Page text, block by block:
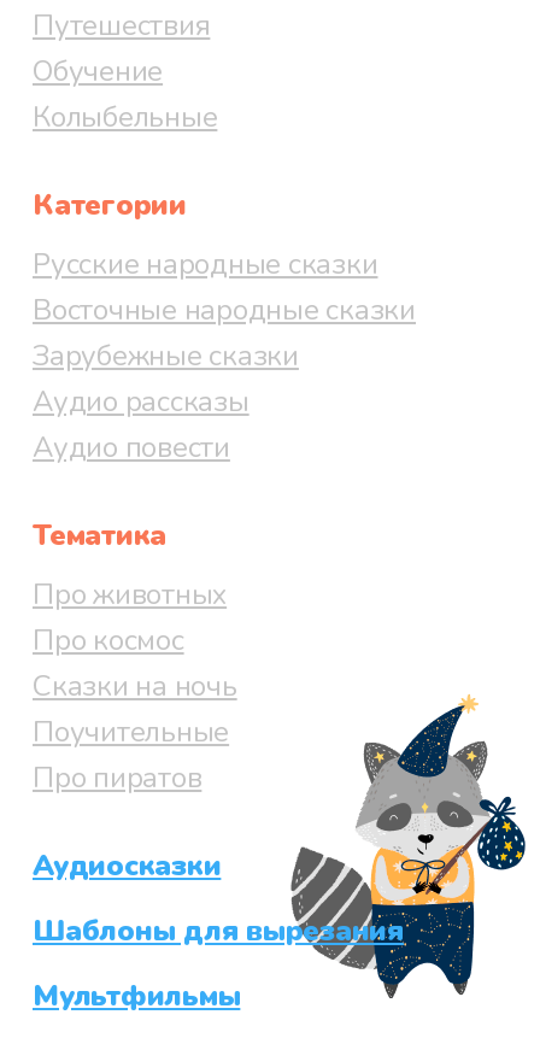
Путешествия
Обучение
Колыбельные
Категории
Русские народные сказки
Восточные народные сказки
Зарубежные сказки
Аудио рассказы
Аудио повести
Тематика
Про животных
Про космос
Сказки на ночь
Поучительные
Про пиратов
Аудиосказки
Шаблоны для вырезания
Мультфильмы